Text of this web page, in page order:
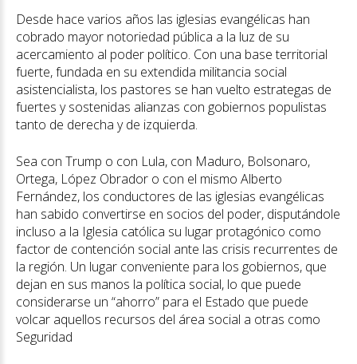
Desde hace varios años las iglesias evangélicas han
cobrado mayor notoriedad pública a la luz de su
acercamiento al poder político. Con una base territorial
fuerte, fundada en su extendida militancia social
asistencialista, los pastores se han vuelto estrategas de
fuertes y sostenidas alianzas con gobiernos populistas
tanto de derecha y de izquierda.
Sea con Trump o con Lula, con Maduro, Bolsonaro,
Ortega, López Obrador o con el mismo Alberto
Fernández, los conductores de las iglesias evangélicas
han sabido convertirse en socios del poder, disputándole
incluso a la Iglesia católica su lugar protagónico como
factor de contención social ante las crisis recurrentes de
la región. Un lugar conveniente para los gobiernos, que
dejan en sus manos la política social, lo que puede
considerarse un “ahorro” para el Estado que puede
volcar aquellos recursos del área social a otras como
Seguridad